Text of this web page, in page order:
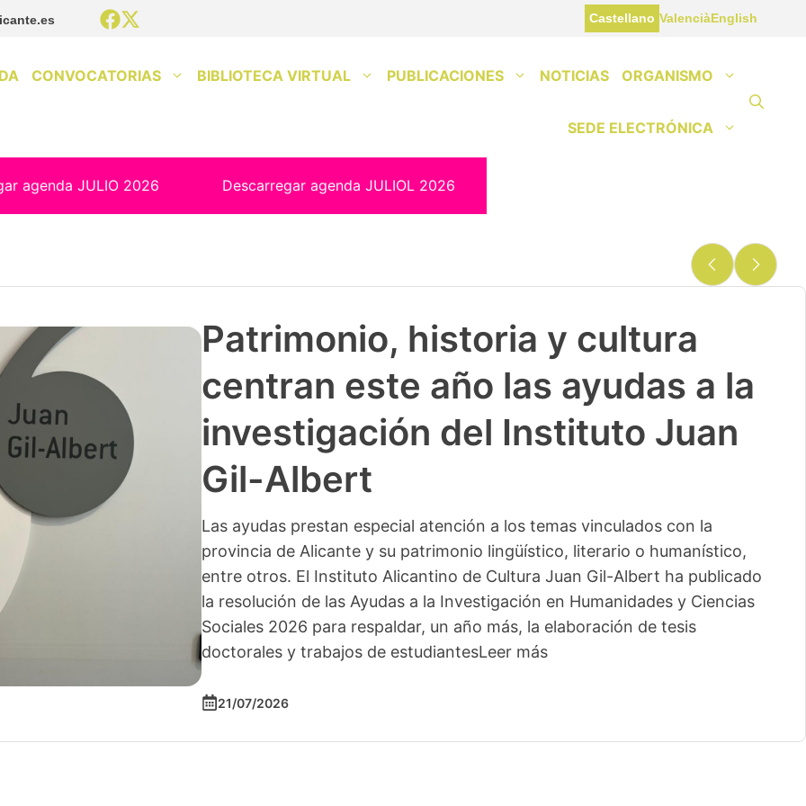
Castellano ValenciàEnglish
CONVOCATORIAS BIBLIOTECA VIRTUAL PUBLICACIONES NOTICIAS ORGANISMO
SEDE ELECTRÓNICA
agenda JULIO 2026 Descarregar agenda JULIOL 2026
Patrimonio, historia y cultura
centran este año las ayudas a la
investigación del Instituto Juan
Gil-Albert
Las ayudas prestan especial atención a los temas vinculados con la
provincia de Alicante y su patrimonio lingüístico, literario o humanístico,
entre otros. El Instituto Alicantino de Cultura Juan Gil-Albert ha publicado
la resolución de las Ayudas a la Investigación en Humanidades y Ciencias
Sociales 2026 para respaldar, un año más, la elaboración de tesis
doctorales y trabajos de estudiantesLeer más
21/07/2026